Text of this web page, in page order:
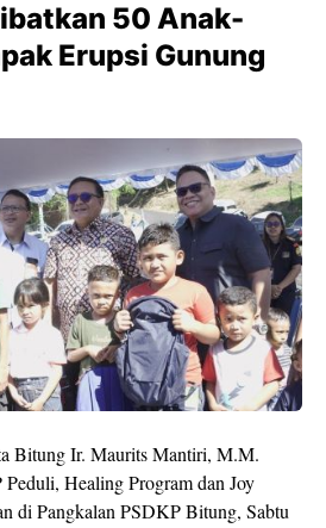
50 Anak-
Erupsi Gunung
Bitung Ir. Maurits Mantiri, M.M.
Healing Program dan Joy
di Pangkalan PSDKP Bitung, Sabtu